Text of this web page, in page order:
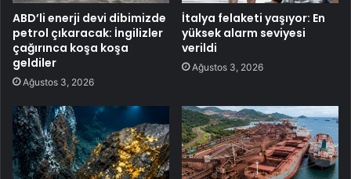
ABD’li enerji devi dibimizde
petrol çıkaracak: İngilizler
çağırınca koşa koşa
geldiler
Ağustos 3, 2026
İtalya felaketi yaşıyor: En
yüksek alarm seviyesi
verildi
Ağustos 3, 2026